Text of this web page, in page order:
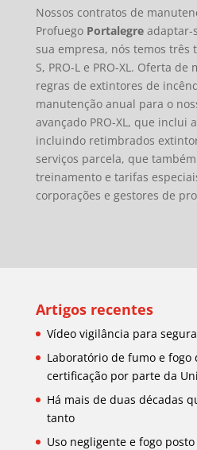
Nossos contratos de
Profuego Portalegreadaptar-
sua empresa, nós temos três
S, PRO-L e PRO-XL. Oferta de
regras de extintores de
manutenção anual para o
avançado PRO-XL, que inclui
incluindo retimbrados
serviços parcela, que
treinamento e tarifas
corporações e gestores de
Artigos recentes
Vídeo vigilância para
Laboratório de fumo e fogo
certificação por parte da
Há mais de duas décadas
tanto
Uso negligente e fogo